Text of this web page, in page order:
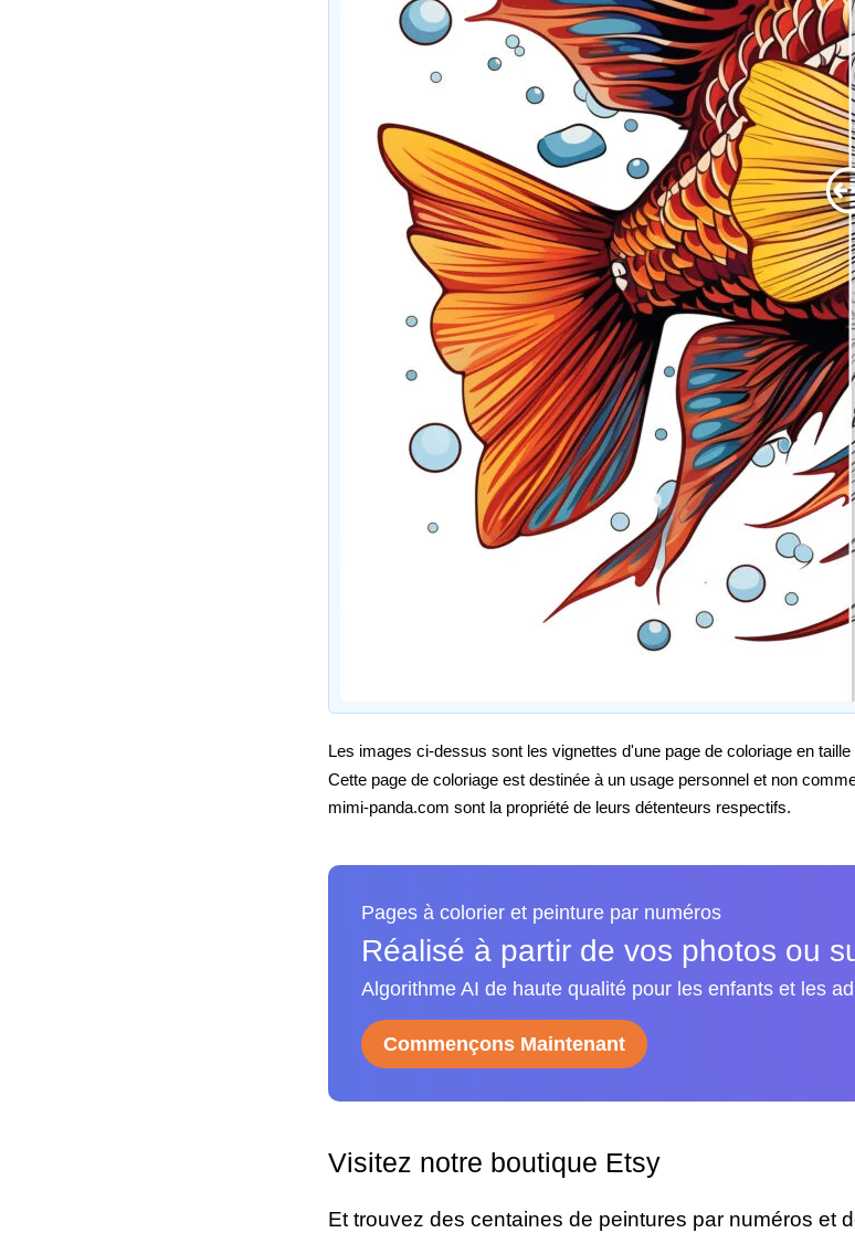
Les images ci-dessus sont les vignettes d'une page de coloriage en
Cette page de coloriage est destinée à un usage personnel et non
mimi-panda.com sont la propriété de leurs détenteurs respectifs.
Pages à colorier et peinture par numéros
Réalisé à partir de vos photos ou
Algorithme AI de haute qualité pour les enfants et les
Commençons Maintenant
Visitez notre boutique Etsy
Et trouvez des centaines de peintures par numéros et